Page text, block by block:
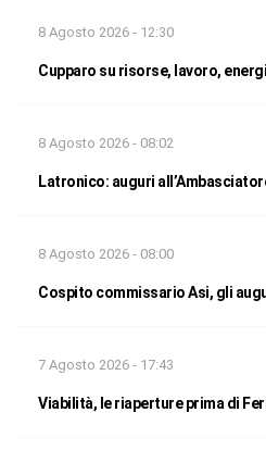
8 Agosto 2026 - 12:30
Cupparo su risorse, lavoro,
8 Agosto 2026 - 08:02
Latronico: auguri
8 Agosto 2026 - 08:00
Cospito commissario Asi, gli
7 Agosto 2026 - 17:43
Viabilità, le riaperture prima di